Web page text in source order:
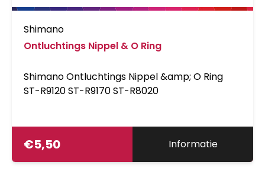
Shimano
Ontluchtings Nippel & O Ring
Shimano Ontluchtings Nippel &amp; O Ring
ST-R9120 ST-R9170 ST-R8020
€5,50 Informatie